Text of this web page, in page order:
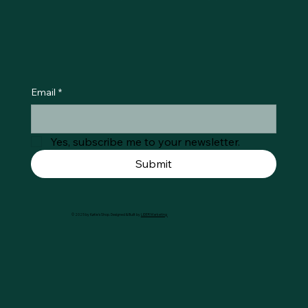
Email *
Yes, subscribe me to your newsletter.
Submit
© 2025 by Køtie's Shop. Designed & Built by LIDER Marketing